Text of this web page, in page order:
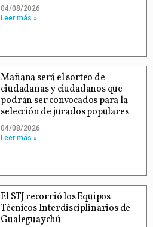
04/08/2026
Leer más »
Mañana será el sorteo de
ciudadanas y ciudadanos que
podrán ser convocados para la
selección de jurados populares
04/08/2026
Leer más »
El STJ recorrió los Equipos
Técnicos Interdisciplinarios de
Gualeguaychú